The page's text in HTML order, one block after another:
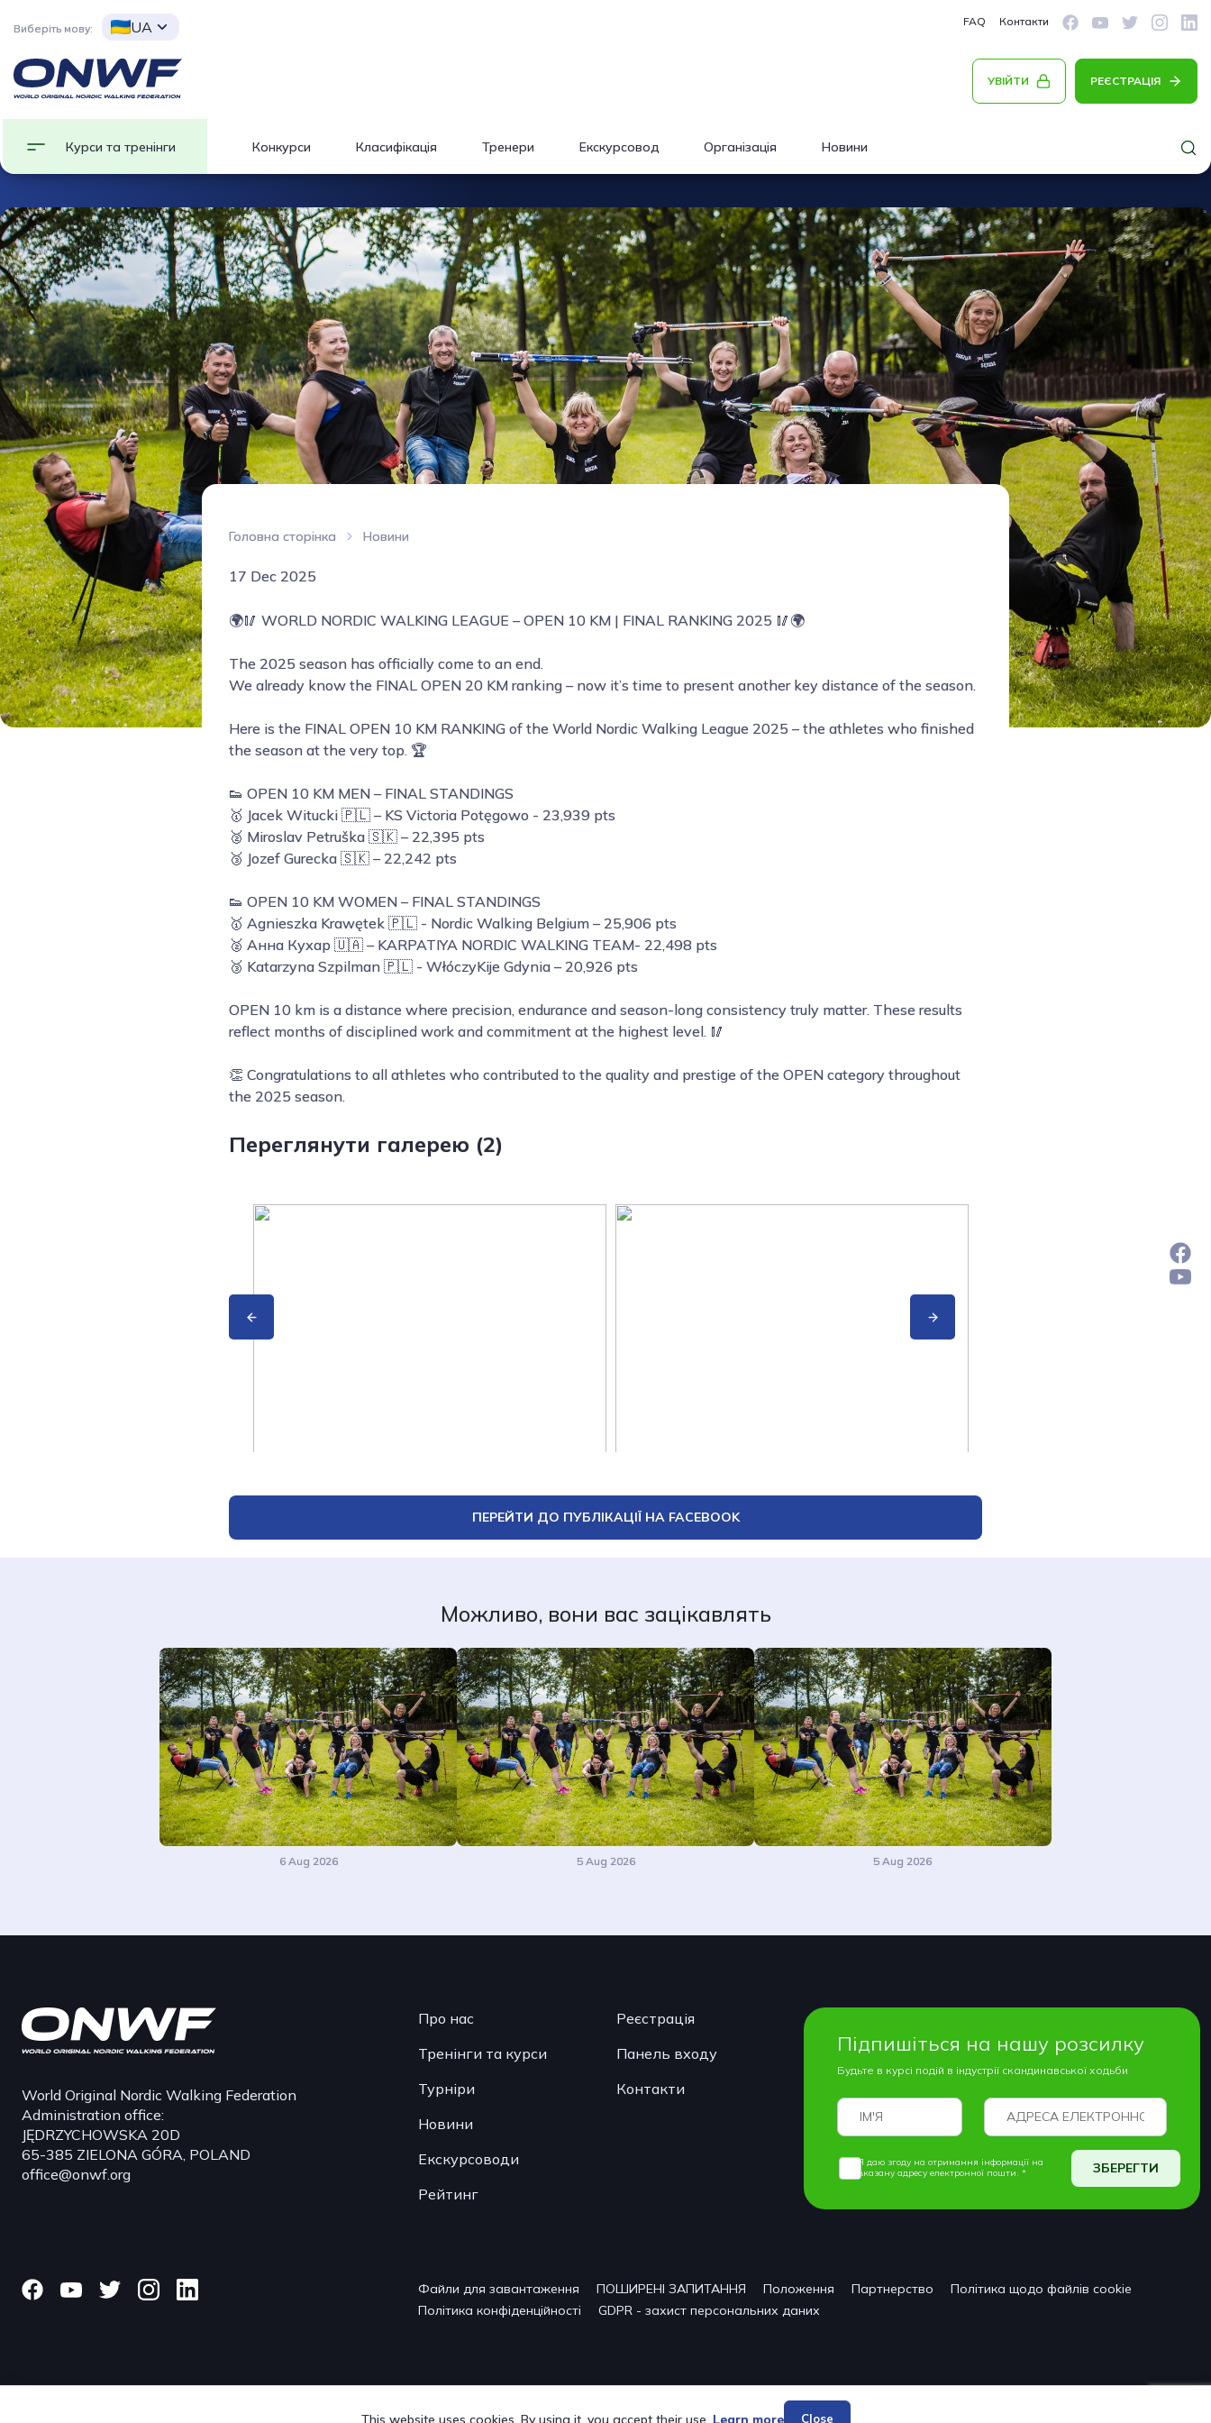
Виберіть мову: UA FAQ Контакти
УВІЙТИ РЕЄСТРАЦІЯ
Курси та тренінги Конкурси Класифікація Тренери Екскурсовод Організація Новини
Головна сторінка Новини
17 Dec 2025
🌍🥢 WORLD NORDIC WALKING LEAGUE – OPEN 10 KM | FINAL RANKING 2025 🥢🌍
The 2025 season has officially come to an end.
We already know the FINAL OPEN 20 KM ranking – now it’s time to present another key distance of the season.
Here is the FINAL OPEN 10 KM RANKING of the World Nordic Walking League 2025 – the athletes who finished
the season at the very top. 🏆
👟 OPEN 10 KM MEN – FINAL STANDINGS
🥇 Jacek Witucki 🇵🇱 – KS Victoria Potęgowo - 23,939 pts
🥈 Miroslav Petruška 🇸🇰 – 22,395 pts
🥉 Jozef Gurecka 🇸🇰 – 22,242 pts
👟 OPEN 10 KM WOMEN – FINAL STANDINGS
🥇 Agnieszka Krawętek 🇵🇱 - Nordic Walking Belgium – 25,906 pts
🥈 Анна Кухар 🇺🇦 – KARPATIYA NORDIC WALKING TEAM- 22,498 pts
🥉 Katarzyna Szpilman 🇵🇱 - WłóczyKije Gdynia – 20,926 pts
OPEN 10 km is a distance where precision, endurance and season-long consistency truly matter. These results
reflect months of disciplined work and commitment at the highest level. 🥢
👏 Congratulations to all athletes who contributed to the quality and prestige of the OPEN category throughout
the 2025 season.
Переглянути галерею (2)
ПЕРЕЙТИ ДО ПУБЛІКАЦІЇ НА FACEBOOK
Можливо, вони вас зацікавлять
6 Aug 2026 5 Aug 2026 5 Aug 2026
This website uses cookies. By using it, you accept their use. Learn more Close
World Original Nordic Walking Federation
Administration office:
JĘDRZYCHOWSKA 20D
65-385 ZIELONA GÓRA, POLAND
office@onwf.org
Про нас
Тренінги та курси
Турніри
Новини
Екскурсоводи
Рейтинг
Реєстрація
Панель входу
Контакти
Підпишіться на нашу розсилку
Будьте в курсі подій в індустрії скандинавської ходьби
Я даю згоду на отримання інформації на
вказану адресу електронної пошти. *
ЗБЕРЕГТИ
Файли для завантаження ПОШИРЕНІ ЗАПИТАННЯ Положення Партнерство
Політика щодо файлів cookie
Політика конфіденційності
GDPR - захист персональних даних